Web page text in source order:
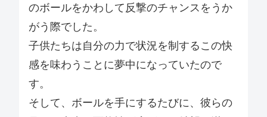
のボールをかわして反撃のチャンスをうか
がう際でした。
子供たちは自分の力で状況を制するこの快
感を味わうことに夢中になっていたので
す。
そして、ボールを手にするたびに、彼らの